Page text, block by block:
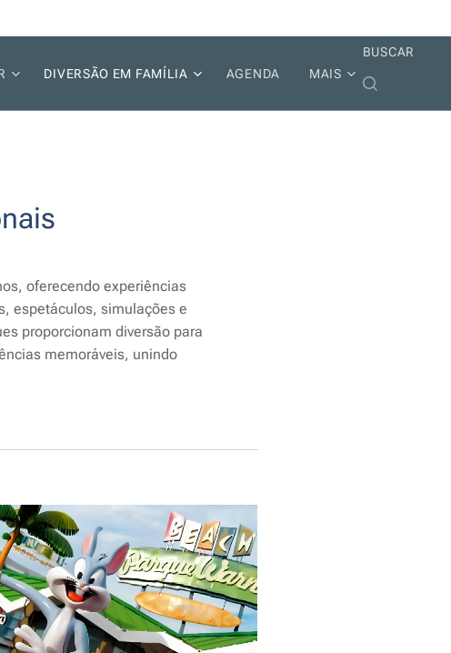
DIVERSÃO EM FAMÍLIA AGENDA MAIS
BUSCAR
oferecendo experiências
espetáculos, simulações e
proporcionam diversão para
memoráveis, unindo